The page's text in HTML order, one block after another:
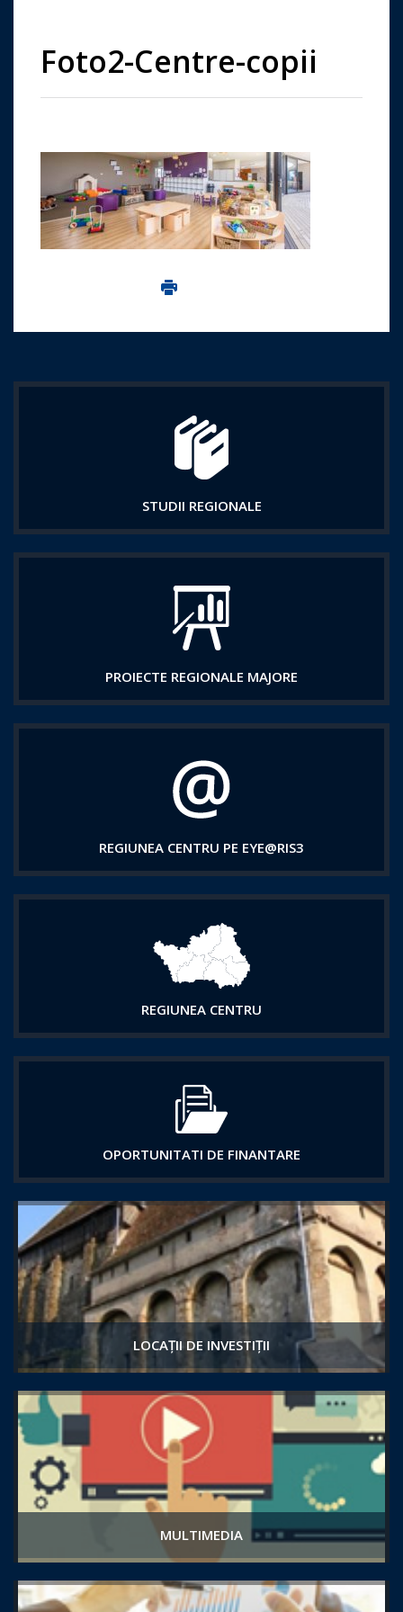
Foto2-Centre-copii
Imprima aceasta pagina
STUDII REGIONALE
PROIECTE REGIONALE MAJORE
REGIUNEA CENTRU PE EYE@RIS3
REGIUNEA CENTRU
OPORTUNITATI DE FINANTARE
LOCAȚII DE INVESTIȚII
MULTIMEDIA